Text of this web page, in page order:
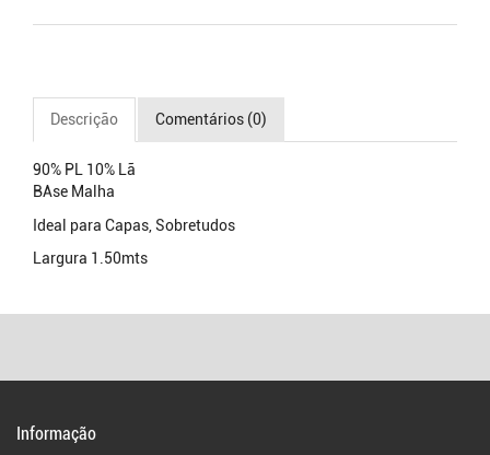
Descrição Comentários (0)
90% PL 10% Lã
BAse Malha
Ideal para Capas, Sobretudos
Largura 1.50mts
Informação